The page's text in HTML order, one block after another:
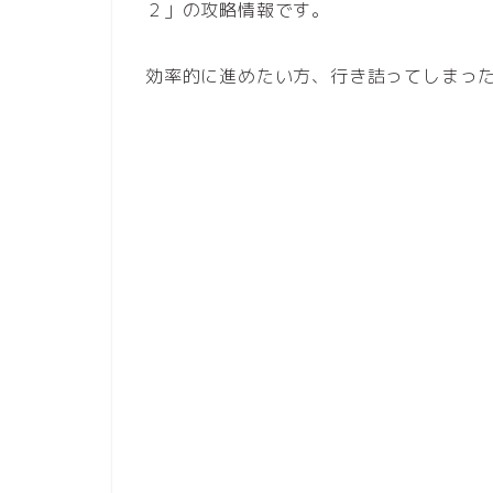
２」の攻略情報です。
効率的に進めたい方、行き詰ってしまっ